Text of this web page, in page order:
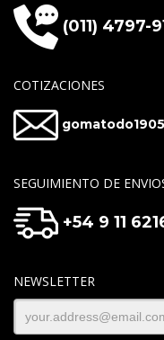
(011) 4797-
COTIZACIONES
SEGUIMIENTO DE
+54 9 11
NEWSLETTER